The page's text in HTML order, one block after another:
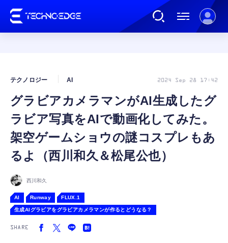
AI
ガジェット
ゲーム
公式ストア
グラビアカメラマンがAI生成したグ
ラビア写真をAIで動画化してみた。
架空ゲームショウの謎コスプレもあ
るよ（西川和久＆松尾公也）
テクノロジー AI 2024 Sep 28 17:42
西川和久
AI Runway FLUX.1
生成AIグラビアをグラビアカメラマンが作るとどうなる？
SHARE